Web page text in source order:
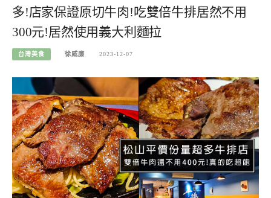
多!店家保證原切牛肉!吃雙倍牛排居然不用
300元!居然使用義大利麵拉
台灣美食 徐威廉 2023-12-07